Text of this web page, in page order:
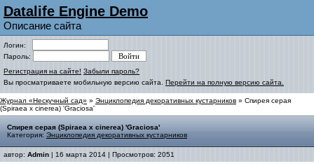
Datalife Engine Demo
Описание сайта
Логин:
Пароль:
Регистрация на сайте! Забыли пароль?
Вы просматриваете мобильную версию сайта. Перейти на полную версию сайта.
Журнал «Нескучный сад» » Энциклопедия декоративных кустарников » Спирея серая
(Spiraea x cinerea) 'Graciosa'
Спирея серая (Spiraea x cinerea) 'Graciosa'
Категория: Энциклопедия декоративных кустарников
автор: Admin | 16 марта 2014 | Просмотров: 2051